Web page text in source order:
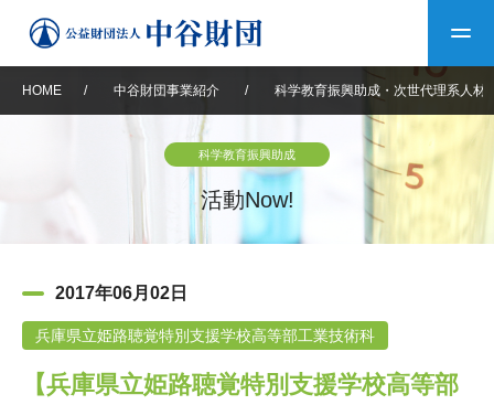
中谷財団について
設立趣意書 財団概要
沿革 40年史デジタルブック
中谷財団事業紹介 中谷賞
神戸賞 長期大型研究助成
中谷財団動画紹介
その他情報
HOME / 中谷財団事業紹介 / 科学教育振興助成・次世代理系人材
科学教育振興助成
活動Now!
2017年06月02日
兵庫県立姫路聴覚特別支援学校高等部工業技術科
【兵庫県立姫路聴覚特別支援学校高等部